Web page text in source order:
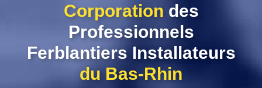
Corporation des
Professionnels
Ferblantiers Installateurs
du Bas-Rhin